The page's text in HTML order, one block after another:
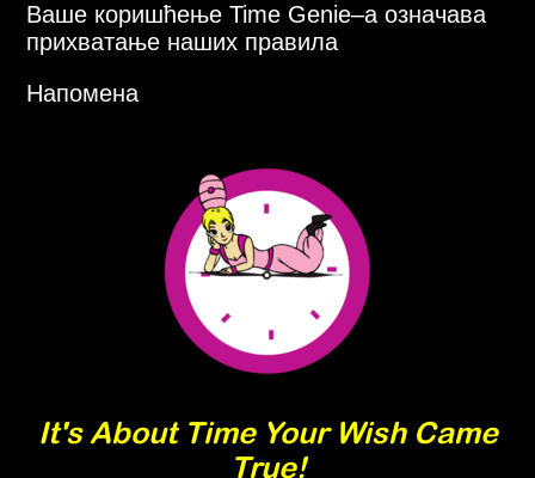
Ваше коришћење Time Genie–a означава
прихватање наших правила
Напомена
It's About Time Your Wish Came
True!